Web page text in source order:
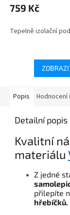
produktu
je
z
759 Kč
Tepelně izolační
Popis Hodnocení
Detailní
Kvalitní
materiálu
Z jedné
přilepíte
hřebíčků.